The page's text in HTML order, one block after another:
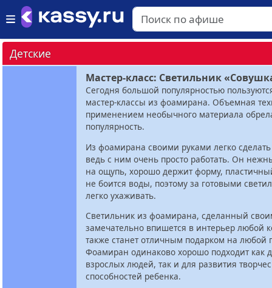
Детские
Мастер-класс: Светильник
Сегодня большой популярностью
мастер-классы из фоамирана. Объемная
применением необычного материала
популярность.
Из фоамирана своими руками легко сделать
ведь с ним очень просто работать. Он
на ощупь, хорошо держит форму,
не боится воды, поэтому за готовыми
легко ухаживать.
Светильник из фоамирана, сделанный
замечательно впишется в интерьер любой
также станет отличным подарком на любой
Фоамиран одинаково хорошо подходит как
взрослых людей, так и для развития
способностей ребенка.